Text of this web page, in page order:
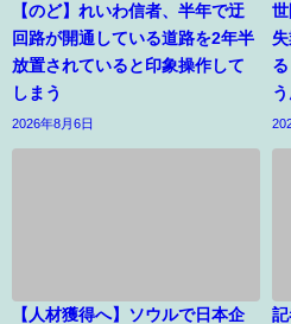
【のど】れいわ信者、半年で迂
回路が開通している道路を2年半
放置されていると印象操作して
しまう
2026年8月6日
【人材獲得へ】ソウルで日本企